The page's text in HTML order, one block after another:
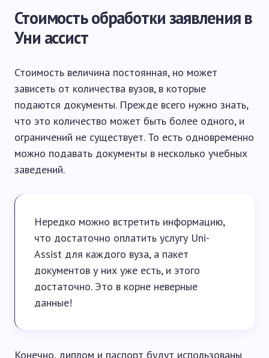
Стоимость обработки заявления в
Уни ассист
Стоимость величина постоянная, но может
зависеть от количества вузов, в которые
подаются документы. Прежде всего нужно знать,
что это количество может быть более одного, и
ограничений не существует. То есть одновременно
можно подавать документы в несколько учебных
заведений.
Нередко можно встретить информацию,
что достаточно оплатить услугу Uni-
Assist для каждого вуза, а пакет
документов у них уже есть, и этого
достаточно. Это в корне неверные
данные!
Конечно, диплом и паспорт будут использованы